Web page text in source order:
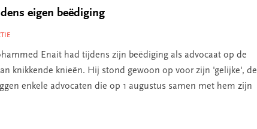
eigen beëdiging
Enait had tijdens zijn beëdiging als advocaat op de
knikkende knieën. Hij stond gewoon op voor zijn 'gelijke', de
enkele advocaten die op 1 augustus samen met hem zijn